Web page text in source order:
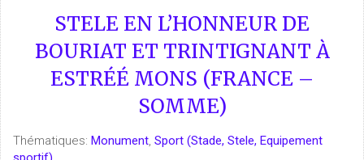
STELE EN L’HONNEUR DE
BOURIAT ET TRINTIGNANT À
ESTRÉÉ MONS (FRANCE –
SOMME)
Thématiques: Monument, Sport (Stade, Stele, Equipement